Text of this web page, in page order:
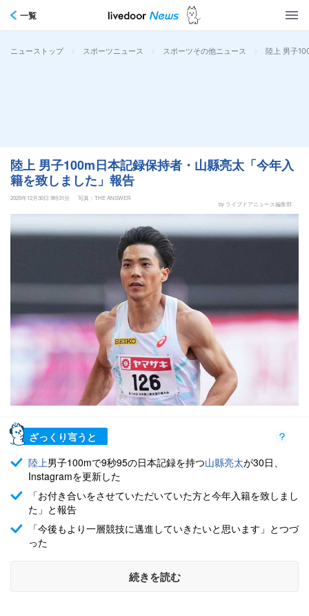
一覧
ニューストップ > スポーツニュース > スポーツその他ニュース > 陸上 男子
陸上 男子100m日本記録保持者・山縣亮太「今年入
籍を致しました」報告
2025年12月30日 9時31分
写真：THE ANSWER
by ライブドアニュース編集部
ざっくり言うと
陸上男子100mで9秒95の日本記録を持つ山縣亮太が30日、
Instagramを更新した
「お付き合いをさせていただいていた方と今年入籍を致しまし
た」と報告
「今後もより一層競技に邁進していきたいと思います」とつづ
った
続きを読む